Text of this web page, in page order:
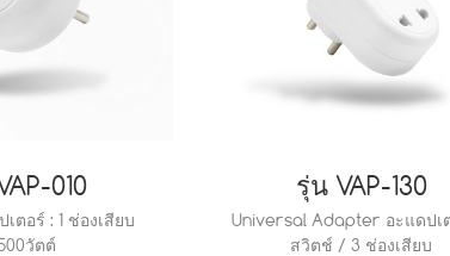
010
ตอร์ : 1 ช่องเสียบ
วัตต์
รุ่น VAP-130
Universal Adapter อะแดปเต
สวิตช์ / 3 ช่องเสียบ